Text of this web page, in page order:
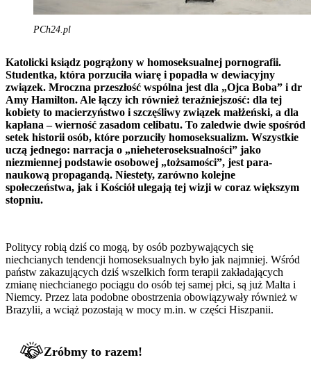
PCh24.pl
Katolicki ksiądz pogrążony w homoseksualnej pornografii.
Studentka, która porzuciła wiarę i popadła w dewiacyjny
związek. Mroczna przeszłość wspólna jest dla „Ojca Boba” i dr
Amy Hamilton. Ale łączy ich również teraźniejszość: dla tej
kobiety to macierzyństwo i szczęśliwy związek małżeński, a dla
kapłana – wierność zasadom celibatu. To zaledwie dwie spośród
setek historii osób, które porzuciły homoseksualizm. Wszystkie
uczą jednego: narracja o „nieheteroseksualności” jako
niezmiennej podstawie osobowej „tożsamości”, jest para-
naukową propagandą. Niestety, zarówno kolejne
społeczeństwa, jak i Kościół ulegają tej wizji w coraz większym
stopniu.
Politycy robią dziś co mogą, by osób pozbywających się
niechcianych tendencji homoseksualnych było jak najmniej. Wśród
państw zakazujących dziś wszelkich form terapii zakładających
zmianę niechcianego pociągu do osób tej samej płci, są już Malta i
Niemcy. Przez lata podobne obostrzenia obowiązywały również w
Brazylii, a wciąż pozostają w mocy m.in. w części Hiszpanii.
Zróbmy to razem!